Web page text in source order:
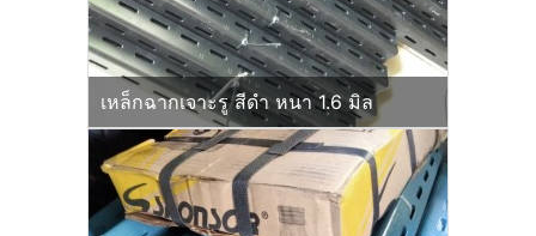
เหล็กฉากเจาะรู สีดำ หนา 1.6 มิล